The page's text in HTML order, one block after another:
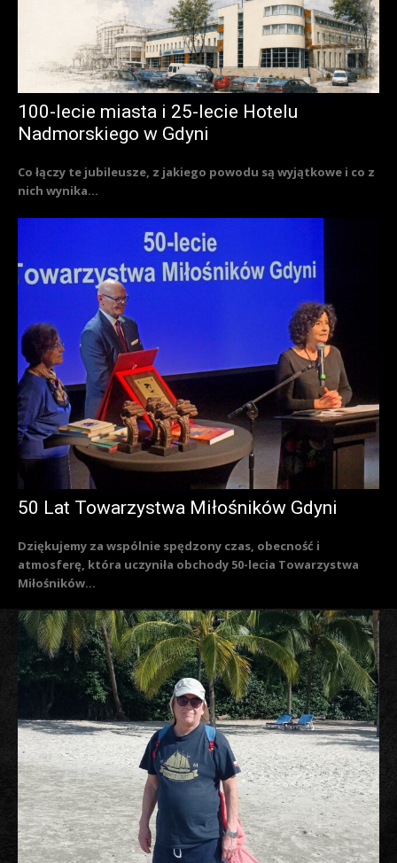
100-lecie miasta i 25-lecie Hotelu
Nadmorskiego w Gdyni
Co łączy te jubileusze, z jakiego powodu są wyjątkowe i co z
nich wynika...
50 Lat Towarzystwa Miłośników Gdyni
Dziękujemy za wspólnie spędzony czas, obecność i
atmosferę, która uczyniła obchody 50-lecia Towarzystwa
Miłośników...